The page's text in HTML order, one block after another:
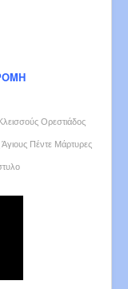
Ορεστιάδος
Πέντε Μάρτυρες